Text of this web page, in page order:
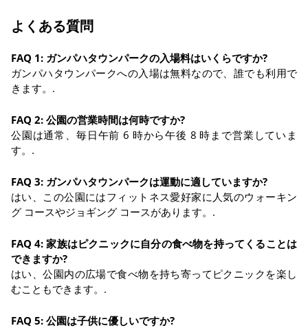
よくある質問
FAQ 1: ガンパハタウンパークの入場料はいくらですか?
ガンパハタウンパークへの入場は無料なので、誰でも利用で
きます。.
FAQ 2: 公園の営業時間は何時ですか?
公園は通常、毎日午前 6 時から午後 8 時まで営業していま
す。.
FAQ 3: ガンパハタウンパークは運動に適していますか?
はい、この公園にはフィットネス愛好家に人気のウォーキン
グ コースやジョギング コースがあります。.
FAQ 4: 家族はピクニックに自分の食べ物を持ってくることは
できますか?
はい、公園内の広場で食べ物を持ち寄ってピクニックを楽し
むこともできます。.
FAQ 5: 公園は子供に優しいですか?